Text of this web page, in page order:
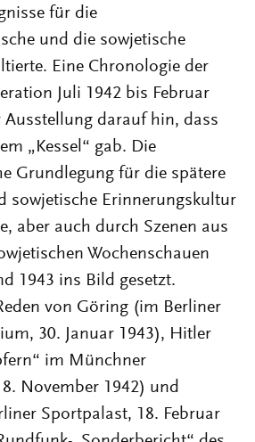
für die
und die sowjetische
Eine Chronologie der
Juli 1942 bis Februar
Ausstellung darauf hin, dass
„Kessel“ gab. Die
Grundlegung für die spätere
sowjetische Erinnerungskultur
aber auch durch Szenen aus
Wochenschauen
1943 ins Bild gesetzt.
von Göring (im Berliner
30. Januar 1943), Hitler
im Münchner
November 1942) und
Sportpalast, 18. Februar